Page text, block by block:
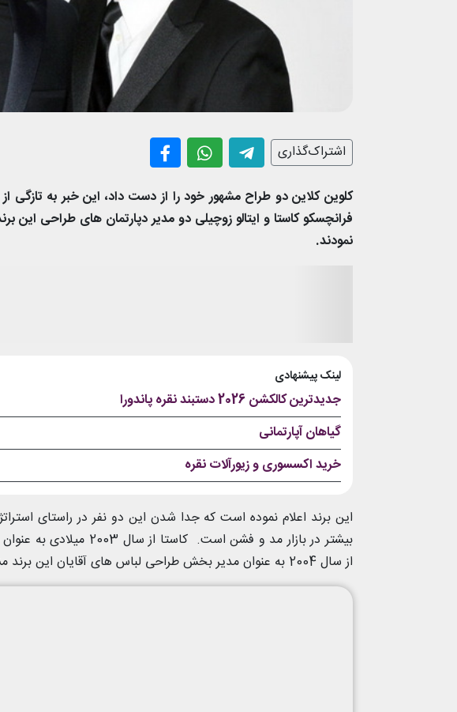
اشتراک‌گذاری
کلوین کلاین دو طراح مشهور خود را از دست داد، این خبر به
فرانچسکو کاستا و ایتالو زوچیلی دو مدیر دپارتمان های طراحی این
نمودند.
لینک پیشنهادی
جدیدترین کالکشن 2026 دستبند نقره پاندورا
گیاهان آپارتمانی
خرید اکسسوری و زیورآلات نقره
این برند اعلام نموده است که جدا شدن این دو نفر در راستای
بیشتر در بازار مد و فشن
از سال 2004 به عنوان مدیر بخش طراحی لباس های آقایان این برند مشغول به کار بودند.